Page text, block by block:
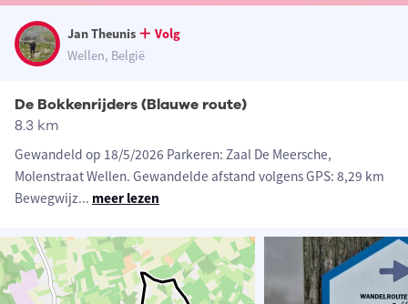
Jan Theunis
Volg
Wellen, België
De Bokkenrijders (Blauwe route)
8.3 km
Gewandeld op 18/5/2026 Parkeren: Zaal De Meersche,
Molenstraat Wellen. Gewandelde afstand volgens GPS: 8,29 km
Bewegwijz... meer lezen